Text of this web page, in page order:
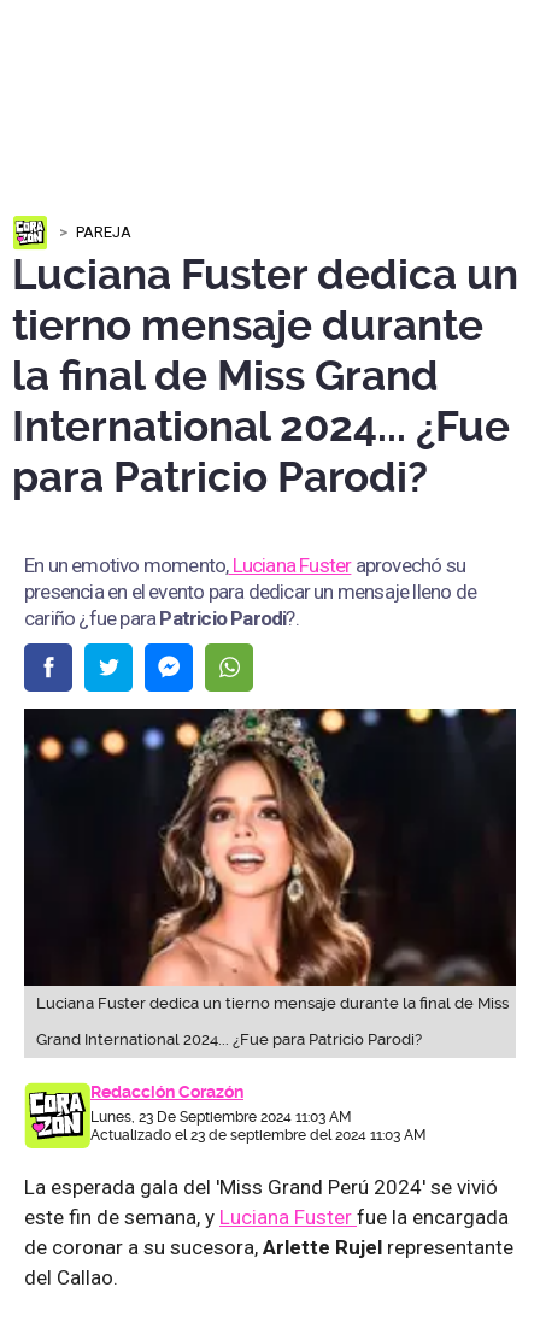
PAREJA
Luciana Fuster dedica un
tierno mensaje durante
la final de Miss Grand
International 2024... ¿Fue
para Patricio Parodi?
En un emotivo momento,Luciana Fusteraprovechó su
presencia en el evento para dedicar un mensaje lleno de
cariño ¿fue paraPatricio Parodi?.
Luciana Fuster dedica un tierno mensaje durante la final de Miss
Grand International 2024... ¿Fue para Patricio Parodi?
Redacción Corazón
Lunes, 23 De Septiembre 2024 11:03 AM
Actualizado el 23 de septiembre del 2024 11:03 AM
La esperada gala del 'Miss Grand Perú 2024' se vivió
este fin de semana, y Luciana Fuster fue la encargada
de coronar a su sucesora, Arlette Rujel representante
del Callao.